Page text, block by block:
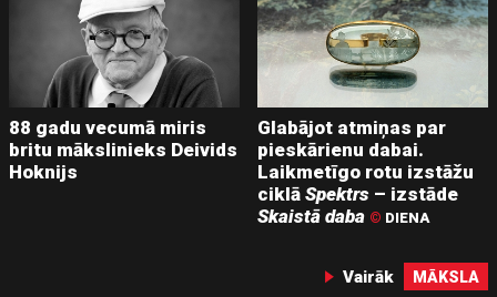
88 gadu vecumā miris
britu mākslinieks Deivids
Hoknijs
Glabājot atmiņas par
pieskārienu dabai.
Laikmetīgo rotu izstāžu
ciklāSpektrs – izstāde
Skaistā daba © DIENA
Vairāk MĀKSLA